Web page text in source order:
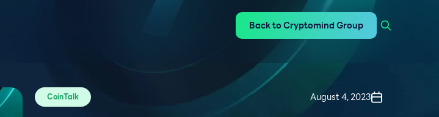
Back to Cryptomind Group
CoinTalk August 4, 2023